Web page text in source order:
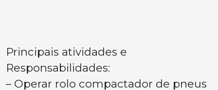
Principais atividades e
Responsabilidades:
– Operar rolo compactador de pneus